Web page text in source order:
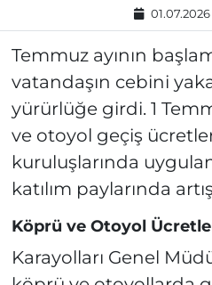
01.07.2026
Temmuz ayının
vatandaşın cebini
yürürlüğe girdi. 1
ve otoyol geçiş
kuruluşlarında
katılım paylarında
Köprü ve Otoyol
Karayolları Genel